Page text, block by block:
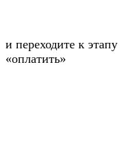
и переходите к
«оплатить»